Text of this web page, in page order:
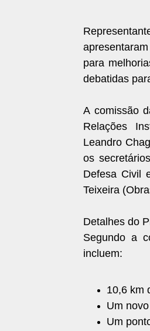
para
debatidas
A comissão
Relações
Leandro
os
Defesa Civil
Teixeira
Detalhes do
Segundo a
incluem:
10,6 km
Um
Um